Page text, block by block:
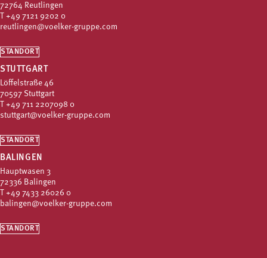
72764 Reutlingen
+49 7121 9202 0
reutlingen@voelker-gruppe.com
STANDORT
STUTTGART
Löffelstraße 46
70597 Stuttgart
+49 711 2207098 0
stuttgart@voelker-gruppe.com
STANDORT
BALINGEN
Hauptwasen 3
72336 Balingen
+49 7433 26026 0
balingen@voelker-gruppe.com
STANDORT